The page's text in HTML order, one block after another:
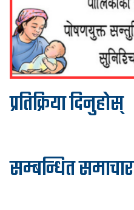
प्रतिक्रिया दिनुहोस्
सम्बन्धित समाचार